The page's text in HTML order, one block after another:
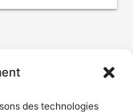
des technologies